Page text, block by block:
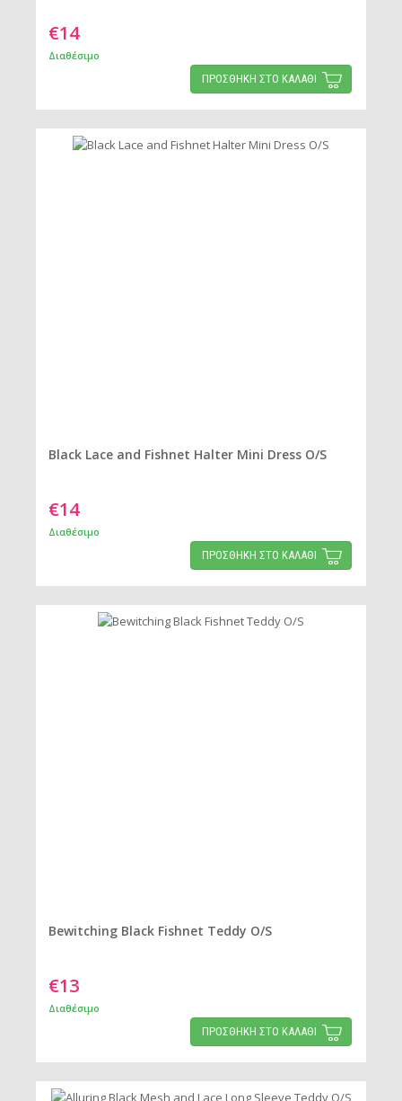
€14
Διαθέσιμο
ΠΡΟΣΘΗΚΗ ΣΤΟ ΚΑΛΑΘΙ
Black Lace and Fishnet Halter Mini Dress O/S
€14
Διαθέσιμο
ΠΡΟΣΘΗΚΗ ΣΤΟ ΚΑΛΑΘΙ
Bewitching Black Fishnet Teddy O/S
€13
Διαθέσιμο
ΠΡΟΣΘΗΚΗ ΣΤΟ ΚΑΛΑΘΙ